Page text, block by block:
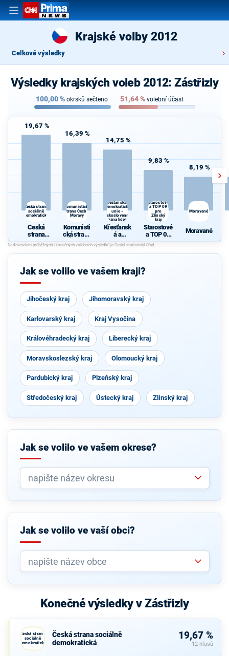
Krajské volby 2012
Celkové výsledky
Výsledky krajských voleb 2012: Zástřizly
100,00% okrsků sečteno 51,64% volební účast
19,67 %
Česká strana
sociálně
demokratická
Česká
strana
sociálně
demokrati
cká
16,39 %
Komunistická
strana Čech a
Moravy
Komunisti
cká strana
Čech a
Moravy
14,75 %
Křesťanská a
demokratická
unie -
Československá
strana lidová
Křesťansk
á a
demokrati
cká unie -
Českoslov
strana
9,83 %
Starostové
a TOP 09
pro
Zlínský
kraj
Starostové
a TOP 09
pro
Zlínský
kraj
8,19 %
Moravané
Moravané
Jak se volilo ve vašem kraji?
Jihočeský kraj Jihomoravský kraj
Karlovarský kraj Kraj Vysočina
Královéhradecký kraj Liberecký kraj
Moravskoslezský kraj Olomoucký kraj
Pardubický kraj Plzeňský kraj
Středočeský kraj Ústecký kraj Zlínský kraj
Jak se volilo ve vašem okrese?
Jak se volilo ve vaší obci?
Konečné výsledky v Zástřizly
Česká strana
sociálně
demokratická
Česká strana sociálně
demokratická
19,67 %
12 hlasů